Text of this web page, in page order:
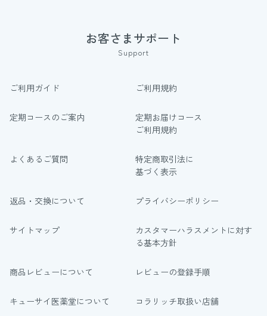
お客さまサポート
Support
ご利用ガイド ご利用規約
定期コースのご案内
定期お届けコース
ご利用規約
よくあるご質問
特定商取引法に
基づく表示
返品・交換について プライバシーポリシー
サイトマップ
カスタマーハラスメントに対す
る基本方針
商品レビューについて レビューの登録手順
キューサイ医薬堂について コラリッチ取扱い店舗